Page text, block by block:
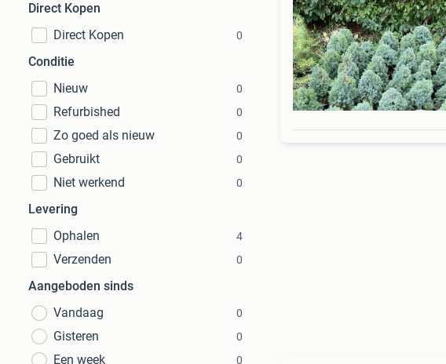
Direct Kopen
Direct Kopen
0
Conditie
Nieuw
0
Refurbished 0
Zo goed als nieuw 0
Gebruikt 0
Niet werkend 0
Levering
Ophalen
4
Verzenden 0
Aangeboden sinds
Vandaag
0
Gisteren 0
Een week 0